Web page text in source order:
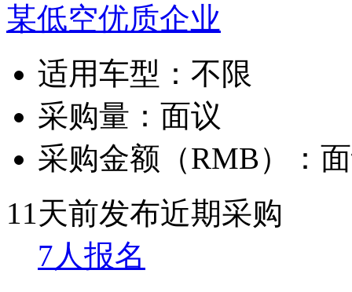
某低空优质企业
适用车型： 不限
采购量： 面议
采购金额（RMB）：
11天前发布近期采购
7人报名